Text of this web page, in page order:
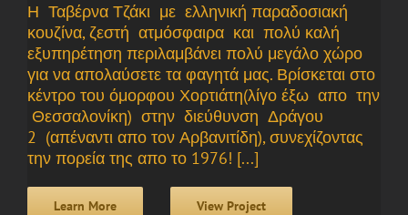
Η Ταβέρνα Τζάκι με ελληνική παραδοσιακή
κουζίνα, ζεστή ατμόσφαιρα και πολύ καλή
εξυπηρέτηση περιλαμβάνει πολύ μεγάλο χώρο
για να απολαύσετε τα φαγητά μας. Βρίσκεται στο
κέντρο του όμορφου Χορτιάτη(λίγο έξω απο την
Θεσσαλονίκη) στην διεύθυνση Δράγου
2 (απέναντι απο τον Αρβανιτίδη), συνεχίζοντας
την πορεία της απο το 1976! [...]
Learn More View Project